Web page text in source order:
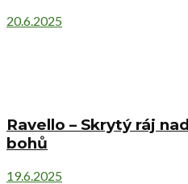
20.6.2025
Ravello – Skrytý ráj
bohů
19.6.2025